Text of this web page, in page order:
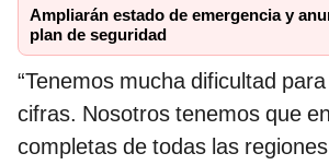
Ampliarán estado de emergencia y
plan de seguridad
“Tenemos mucha dificultad
cifras. Nosotros tenemos que
completas de todas las